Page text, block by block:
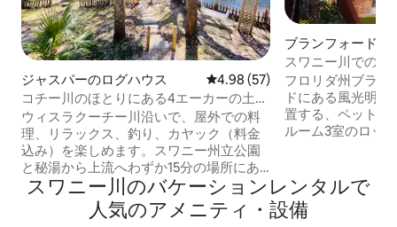
ジャスパーのログハウス レビュー57件、5つ星中4.98つ
4.98 (57)
コチー川のほとりにある4エーカーの土地
にある平和なキャビン
ウィスラクーチー川沿いで、屋外での料
理、リラックス、釣り、カヤック（料金
込み）を楽しめます。スワニー州立公園
と秘湯から上流へわずか15分の場所にあ
る、支柱の上に建てられた改装済みの宿
泊施設です（川には入れますが、水位が
大きく変動するため、簡単には入れませ
ブランフォードの
スワニー川での休
フロリダ州ブラン
ドにある風光明
置する、ペットと
ルーム3室のロッ
炉付きの居心地
設備の整ったモダ
す。 下の階にはキングサイズのベッドル
スワニー川のバケーションレンタルで
人気のアメニティ・設備